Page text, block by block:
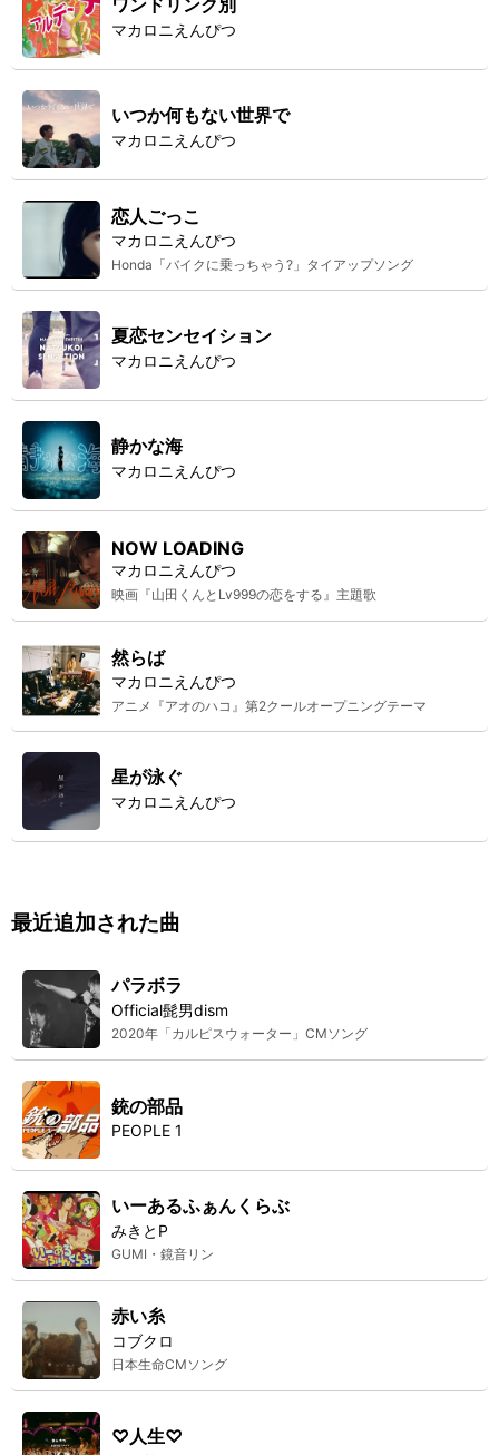
ワンドリンク別
マカロニえんぴつ
いつか何もない世界で
マカロニえんぴつ
恋人ごっこ
マカロニえんぴつ
Honda「バイクに乗っちゃう?」タイアップソング
夏恋センセイション
マカロニえんぴつ
静かな海
マカロニえんぴつ
NOW LOADING
マカロニえんぴつ
映画『山田くんとLv999の恋をする』主題歌
然らば
マカロニえんぴつ
アニメ『アオのハコ』第2クールオープニングテーマ
星が泳ぐ
マカロニえんぴつ
最近追加された曲
パラボラ
Official髭男dism
2020年「カルピスウォーター」CMソング
銃の部品
PEOPLE 1
いーあるふぁんくらぶ
みきとP
GUMI・鏡音リン
赤い糸
コブクロ
日本生命CMソング
♡人生♡